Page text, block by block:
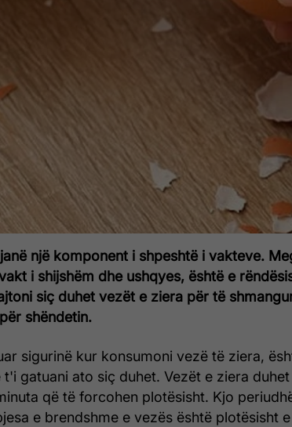
një komponent i shpeshtë i vakteve.
i shijshëm dhe ushqyes, është e
siç duhet vezët e ziera për të
shëndetin.
sigurinë kur konsumoni vezë të ziera,
gatuani ato siç duhet. Vezët e ziera
që të forcohen plotësisht. Kjo
e brendshme e vezës është plotësisht